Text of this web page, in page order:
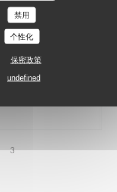
禁用
个性化
保密政策
undefined
质价比: 3/5
3